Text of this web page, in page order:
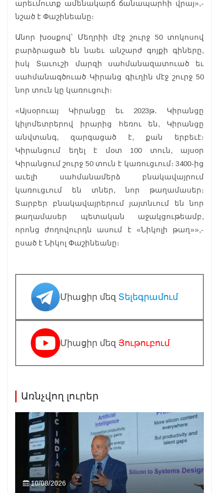
արեւմուտք ամենակարճ ճանապարհի վրայ»,-
նշած է Փաշինեանը։
Անոր խօսքով՝ Մեղրիի մէջ շուրջ 50 տոկոսով
բարձրացած են նաեւ անշարժ գոյքի գիները,
իսկ Տաւուշի մարզի սահմանազատուած եւ
սահմանագծուած Կիրանց գիւղին մէջ շուրջ 50
նոր տուն կը կառուցուի։
«Այսօրուայ Կիրանցը եւ 2023թ․ Կիրանցը
կիլոմետրերով իրարից հեռու են, Կիրանցը
անվտանգ, զարգացած է, քան երբեւէ։
Կիրանցում եղել է մօտ 100 տուն, այսօր
Կիրանցում շուրջ 50 տուն է կառուցւում։ 3400-ից
աւելի սահմանամերձ բնակավայրում
կառուցւում են տներ, նոր թաղամասեր։
Տարբեր բնակավայրերում յայտնւում են նոր
թաղամասեր պետական աջակցութեամբ,
որոնց ժողովուրդն ասում է «Նիկոլի թաղ»»,-
ըսած է Նիկոլ Փաշինեանը։
Միացիր մեզ Տելեգրամում
Միացիր մեզ Յութուբում
Առնչվող լուրեր
10/08/2026